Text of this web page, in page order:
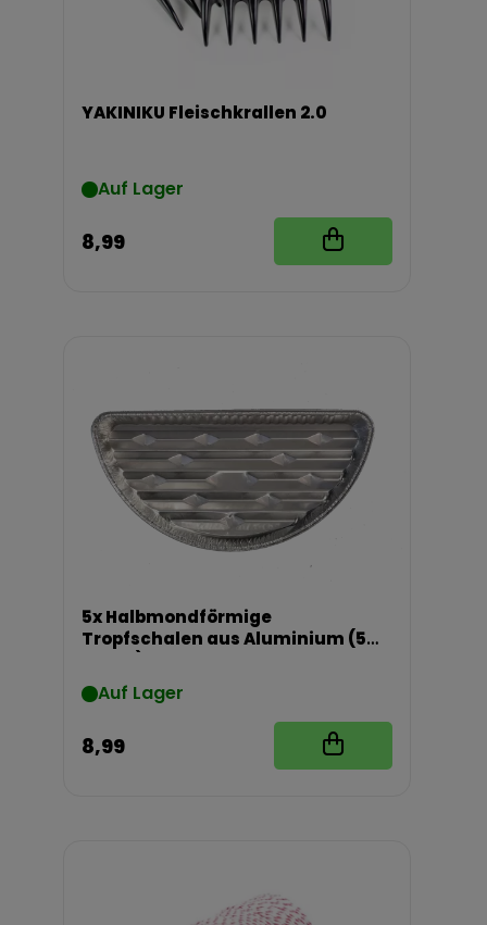
YAKINIKU Fleischkrallen 2.0
Auf Lager
8,99
5x Halbmondförmige
Tropfschalen aus Aluminium (5
Auf Lager
8,99